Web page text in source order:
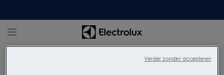
Verder zonder accepteren